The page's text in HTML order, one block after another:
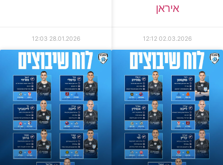
איראן
02.03.2026
12:12
28.01.2026
12:03